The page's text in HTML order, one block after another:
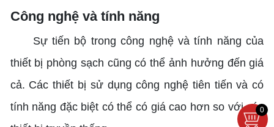
Công nghệ và tính năng
Sự tiến bộ trong công nghệ và tính năng của
thiết bị phòng sạch cũng có thể ảnh hưởng đến giá
cả. Các thiết bị sử dụng công nghệ tiên tiến và có
tính năng đặc biệt có thể có giá cao hơn so với các
0